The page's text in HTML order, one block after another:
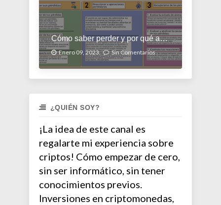
Cómo saber perder y por qué aprender a perder
Enero 09, 2023. Sin Comentarios
¿QUIÉN SOY?
¡La idea de este canal es
regalarte mi experiencia sobre
criptos! Cómo empezar de cero,
sin ser informático, sin tener
conocimientos previos.
Inversiones en criptomonedas,